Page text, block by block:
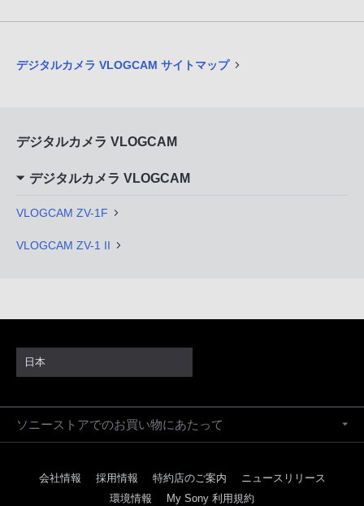
デジタルカメラ VLOGCAM サイトマップ
デジタルカメラ VLOGCAM
デジタルカメラ VLOGCAM
VLOGCAM ZV-1F
VLOGCAM ZV-1 II
日本
ソニーストアでのお買い物にあたって
会社情報 採用情報 特約店のご案内
ニュースリリース
環境情報
My Sony 利用規約